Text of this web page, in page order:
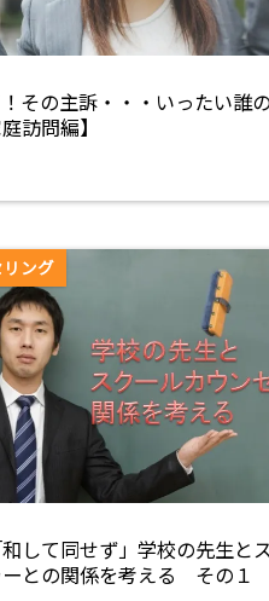
その主訴・・・いったい誰
訪問編】
ング
和して同せず」学校の先生と
との関係を考える その１